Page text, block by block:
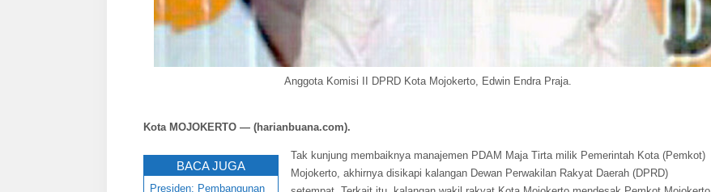
Anggota Komisi II DPRD Kota Mojokerto, Edwin Endra Praja.
Kota MOJOKERTO — (harianbuana.com).
BACA JUGA
Presiden: Pembangunan
Tak kunjung membaiknya manajemen PDAM Maja Tirta milik Pemerintah Kota (Pemkot)
Mojokerto, akhirnya disikapi kalangan Dewan Perwakilan Rakyat Daerah (DPRD)